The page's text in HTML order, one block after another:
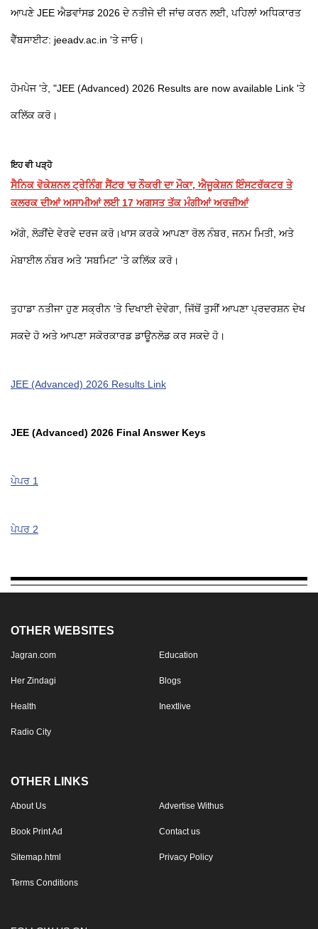
ਆਪਣੇ JEE ਐਡਵਾਂਸਡ 2026 ਦੇ ਨਤੀਜੇ ਦੀ ਜਾਂਚ ਕਰਨ ਲਈ, ਪਹਿਲਾਂ ਅਧਿਕਾਰਤ
ਵੈੱਬਸਾਈਟ: jeeadv.ac.in 'ਤੇ ਜਾਓ।
ਹੋਮਪੇਜ 'ਤੇ, "JEE (Advanced) 2026 Results are now available Link 'ਤੇ
ਕਲਿੱਕ ਕਰੋ।
ਇਹ ਵੀ ਪੜ੍ਹੋ
ਸੈਨਿਕ ਵੋਕੇਸ਼ਨਲ ਟ੍ਰੇਨਿੰਗ ਸੈਂਟਰ 'ਚ ਨੌਕਰੀ ਦਾ ਮੌਕਾ, ਐਜੂਕੇਸ਼ਨ ਇੰਸਟਰੱਕਟਰ ਤੇ
ਕਲਰਕ ਦੀਆਂ ਅਸਾਮੀਆਂ ਲਈ 17 ਅਗਸਤ ਤੱਕ ਮੰਗੀਆਂ ਅਰਜ਼ੀਆਂ
ਅੱਗੇ, ਲੋੜੀਂਦੇ ਵੇਰਵੇ ਦਰਜ ਕਰੋ।ਖਾਸ ਕਰਕੇ ਆਪਣਾ ਰੋਲ ਨੰਬਰ, ਜਨਮ ਮਿਤੀ, ਅਤੇ
ਮੋਬਾਈਲ ਨੰਬਰ ਅਤੇ 'ਸਬਮਿਟ' 'ਤੇ ਕਲਿੱਕ ਕਰੋ।
ਤੁਹਾਡਾ ਨਤੀਜਾ ਹੁਣ ਸਕ੍ਰੀਨ 'ਤੇ ਦਿਖਾਈ ਦੇਵੇਗਾ, ਜਿੱਥੋਂ ਤੁਸੀਂ ਆਪਣਾ ਪ੍ਰਦਰਸ਼ਨ ਦੇਖ
ਸਕਦੇ ਹੋ ਅਤੇ ਆਪਣਾ ਸਕੋਰਕਾਰਡ ਡਾਊਨਲੋਡ ਕਰ ਸਕਦੇ ਹੋ।
JEE (Advanced) 2026 Results Link
JEE (Advanced) 2026 Final Answer Keys
ਪੇਪਰ 1
ਪੇਪਰ 2
OTHER WEBSITES
Jagran.com Education
Her Zindagi Blogs
Health Inextlive
Radio City
OTHER LINKS
About Us Advertise Withus
Book Print Ad Contact us
Sitemap.html Privacy Policy
Terms Conditions